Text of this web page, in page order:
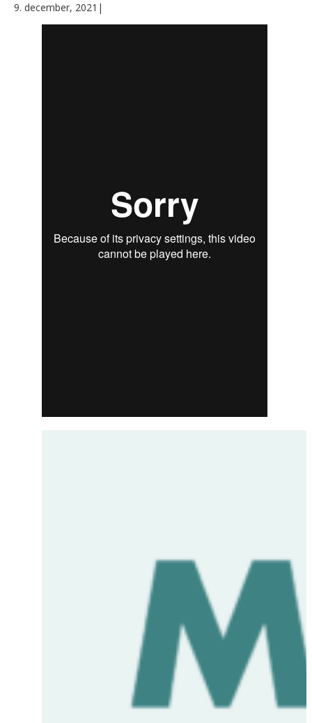
9. december, 2021 |